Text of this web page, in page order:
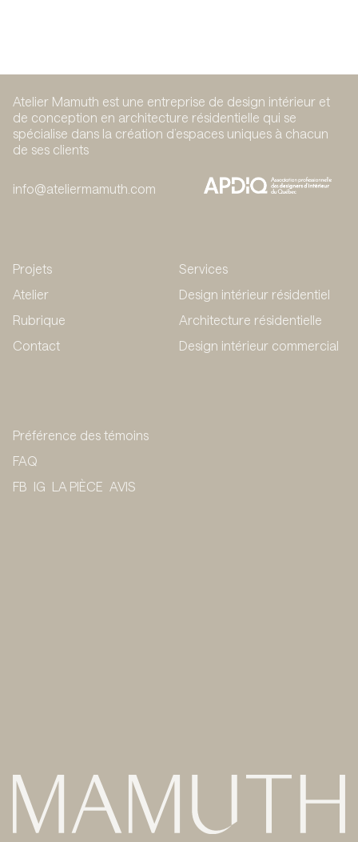
Atelier Mamuth est une entreprise de design intérieur et
de conception en architecture résidentielle qui se
spécialise dans la création d’espaces uniques à chacun
de ses clients
info@ateliermamuth.com
Projets
Atelier
Rubrique
Contact
Services
Design intérieur résidentiel
Architecture résidentielle
Design intérieur commercial
Préférence des témoins
FAQ
FB IG LA PIÈCE AVIS